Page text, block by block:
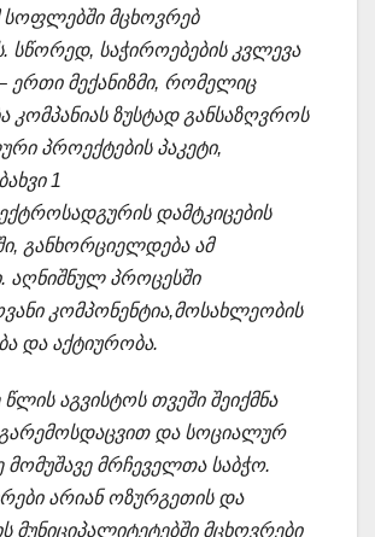
სოფლებში მცხოვრებ
სწორედ, საჭიროებების კვლევა
ერთი მექანიზმი, რომელიც
კომპანიას ზუსტად განსაზღვროს
პროექტების პაკეტი,
1
დამტკიცების
განხორციელდება ამ
აღნიშნულ პროცესში
კომპონენტია,მოსახლეობის
და აქტიურობა.
აგვისტოს თვეში შეიქმნა
და სოციალურ
მომუშავე მრჩეველთა საბჭო.
არიან ოზურგეთის და
მუნიციპალიტეტებში მცხოვრები